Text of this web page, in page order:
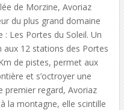
de Morzine, Avoriaz
du plus grand domaine
: Les Portes du Soleil. Un
12 stations des Portes
de pistes, permet aux
et s’octroyer une
premier regard, Avoriaz
la montagne, elle scintille